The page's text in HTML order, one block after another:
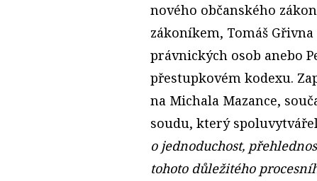
nového občanského
zákoníkem, Tomáš
právnických osob anebo
přestupkovém kodexu.
na Michala Mazance,
soudu, který
o jednoduchost,
tohoto důležitého